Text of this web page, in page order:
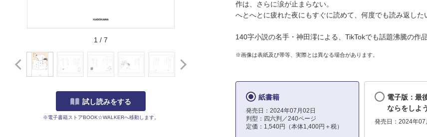
1 / 7
試し読みをする
※電子書籍ストアBOOK☆WALKERへ移動します。
作は、さらに涙が止まらない。
へとへとに疲れた夜にもすぐに読めて、何度でも読み返した
140字小説の名手・神田澪による、TikTokでも話題沸騰の作品
※画像は表紙及び帯等、実際とは異なる場合があります。
紙書籍
発売日：2024年07月02日
判型：四六判／240ページ
定価：1,540円（本体1,400円＋税）
電子版：最
ならをしよう
発売日：2024年07